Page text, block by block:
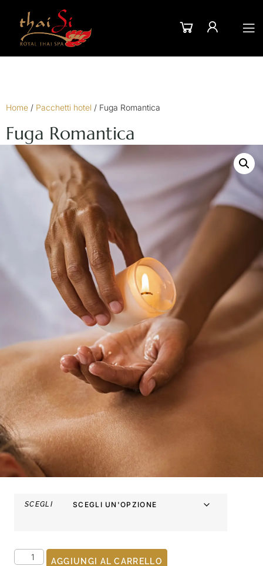
Home / Pacchetti hotel / Fuga Romantica
Fuga Romantica
SCEGLI
AGGIUNGI AL CARRELLO